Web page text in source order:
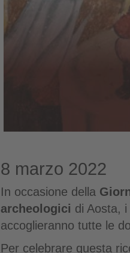
8 marzo 2022
In occasione della
archeologici di Aosta, i
accoglieranno tutte le
Per celebrare questa